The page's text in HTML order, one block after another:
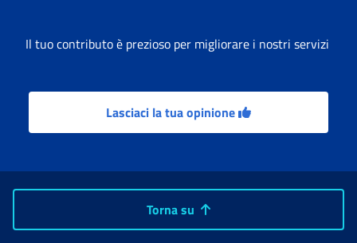
Il tuo contributo è prezioso per migliorare i nostri servizi
Lasciaci la tua opinione
Torna su